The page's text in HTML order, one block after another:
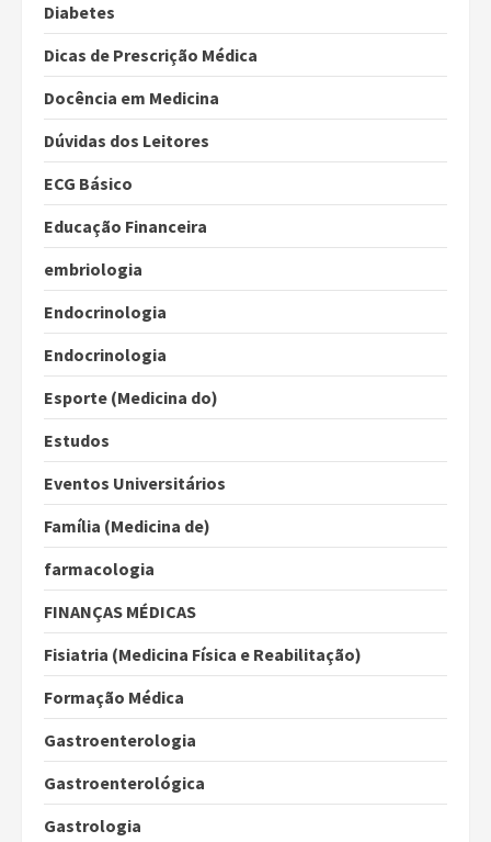
Diabetes
Dicas de Prescrição Médica
Docência em Medicina
Dúvidas dos Leitores
ECG Básico
Educação Financeira
embriologia
Endocrinologia
Endocrinologia
Esporte (Medicina do)
Estudos
Eventos Universitários
Família (Medicina de)
farmacologia
FINANÇAS MÉDICAS
Fisiatria (Medicina Física e Reabilitação)
Formação Médica
Gastroenterologia
Gastroenterológica
Gastrologia